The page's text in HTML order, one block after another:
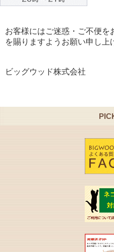
お客様にはご迷惑・ご不便
を賜りますようお願い申し上
ビッグウッド株式会社